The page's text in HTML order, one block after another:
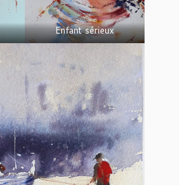
Enfant sérieux